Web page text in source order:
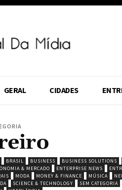
GERAL CIDADES
BRASIL BUSINESS BUSINESS SOLUTIONS
& MERCADO ENTERPRISE NEWS
MODA MONEY & FINANCE MÚSICA
SCIENCE & TECHNOLOGY SEM CATEGORIA